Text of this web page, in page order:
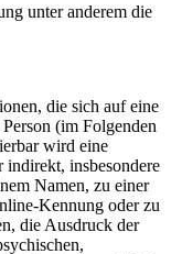
unter anderem die
die sich auf eine
(im Folgenden
wird eine
indirekt, insbesondere
Namen, zu einer
Kennung oder zu
die Ausdruck der